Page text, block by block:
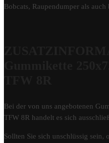
Bobcats, Raupendumper als auch
Bei der von uns angebotenen
TFW 8R handelt es sich
Sollten Sie sich unschlüssig sein,